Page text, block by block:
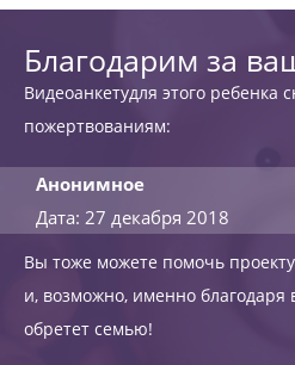
Благодарим за
Видеоанкетудля этого ребенка
пожертвованиям:
Анонимное
Дата: 27 декабря 2018
Вы тоже можете помочь
и, возможно, именно благодаря
обретет семью!